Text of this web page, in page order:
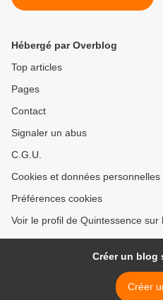
Hébergé par Overblog
Top articles
Pages
Contact
Signaler un abus
C.G.U.
Cookies et données personnelles
Préférences cookies
Voir le profil de Quintessence sur
Créer un blog
Créer